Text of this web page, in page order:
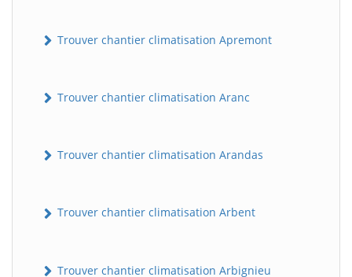
Trouver chantier climatisation Apremont
Trouver chantier climatisation Aranc
Trouver chantier climatisation Arandas
Trouver chantier climatisation Arbent
Trouver chantier climatisation Arbignieu